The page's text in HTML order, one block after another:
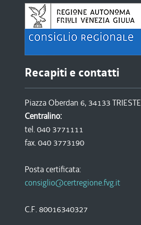
Recapiti e contatti
Piazza Oberdan 6, 34133 TRIESTE
Centralino:
tel. 040 3771111
fax. 040 3773190
Posta certificata:
consiglio@certregione.fvg.it
C.F. 80016340327